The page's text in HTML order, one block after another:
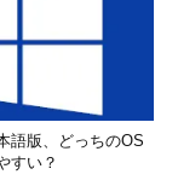
語版、どっちのOS
すい？